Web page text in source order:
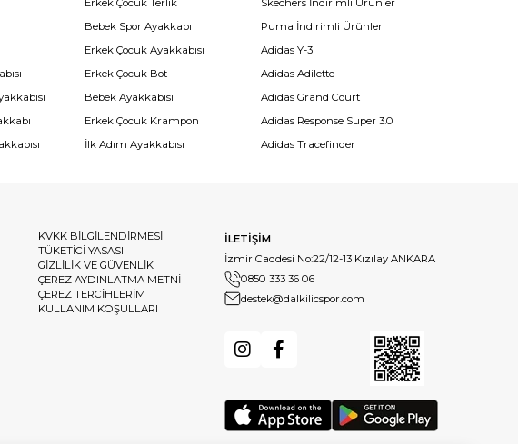
Erkek Çocuk Terlik
Bebek Spor Ayakkabı
Erkek Çocuk Ayakkabısı
Erkek Çocuk Bot
Bebek Ayakkabısı
Erkek Çocuk Krampon
İlk Adım Ayakkabısı
Skechers İndirimli Ürünler
Puma İndirimli Ürünler
Adidas Y-3
Adidas Adilette
Adidas Grand Court
Adidas Response Super 3.0
Adidas Tracefinder
KVKK BİLGİLENDİRMESİ
TÜKETİCİ YASASI
GİZLİLİK VE GÜVENLİK
ÇEREZ AYDINLATMA METNİ
ÇEREZ TERCİHLERİM
KULLANIM KOŞULLARI
İLETİŞİM
İzmir Caddesi No:22/12-13 Kızılay ANKARA
0850 333 36 06
destek@dalkilicspor.com